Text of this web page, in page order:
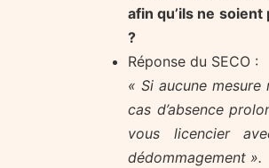
afin qu’ils ne
?
Réponse du SECO :
« Si aucune mesure
cas d’absence
vous licencier
dédommagement ».